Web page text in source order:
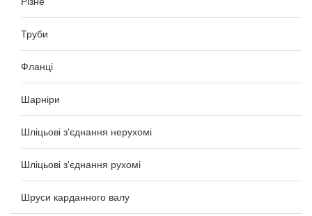
Труби
Фланці
Шарніри
Шліцьові з'єднання нерухомі
Шліцьові з'єднання рухомі
Шруси карданного валу